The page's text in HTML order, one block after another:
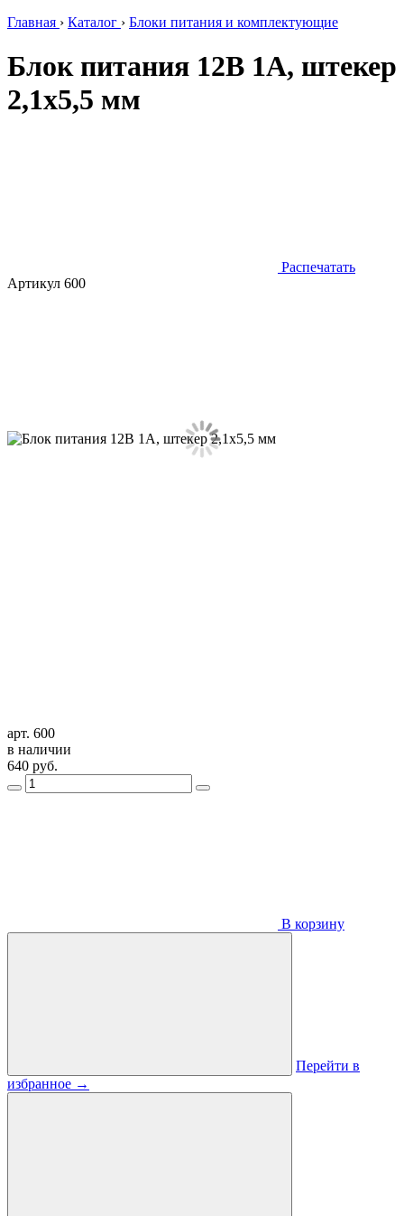
Главная › Каталог › Блоки питания и комплектующие
Блок питания 12В 1А, штекер
2,1х5,5 мм
Распечатать
Артикул 600
арт. 600
в наличии
640 руб.
В корзину
Перейти в
избранное →